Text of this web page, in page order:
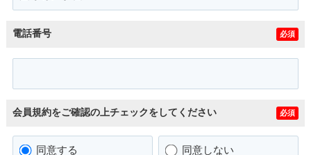
電話番号 必須
会員規約をご確認の上チェックをしてください 必須
同意する 同意しない